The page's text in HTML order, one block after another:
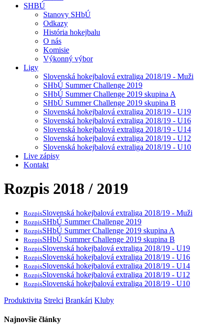
SHBÚ
Stanovy SHbÚ
Odkazy
História hokejbalu
O nás
Komisie
Výkonný výbor
Ligy
Slovenská hokejbalová extraliga 2018/19 - Muži
SHbÚ Summer Challenge 2019
SHbÚ Summer Challenge 2019 skupina A
SHbÚ Summer Challenge 2019 skupina B
Slovenská hokejbalová extraliga 2018/19 - U19
Slovenská hokejbalová extraliga 2018/19 - U16
Slovenská hokejbalová extraliga 2018/19 - U14
Slovenská hokejbalová extraliga 2018/19 - U12
Slovenská hokejbalová extraliga 2018/19 - U10
Live zápisy
Kontakt
Rozpis 2018 / 2019
RozpisSlovenská hokejbalová extraliga 2018/19 - Muži
RozpisSHbÚ Summer Challenge 2019
RozpisSHbÚ Summer Challenge 2019 skupina A
RozpisSHbÚ Summer Challenge 2019 skupina B
RozpisSlovenská hokejbalová extraliga 2018/19 - U19
RozpisSlovenská hokejbalová extraliga 2018/19 - U16
RozpisSlovenská hokejbalová extraliga 2018/19 - U14
RozpisSlovenská hokejbalová extraliga 2018/19 - U12
RozpisSlovenská hokejbalová extraliga 2018/19 - U10
Produktivita Strelci Brankári Kluby
Najnovšie články